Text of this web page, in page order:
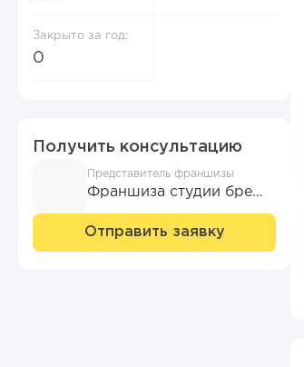
Закрыто за год:
0
Получить консультацию
Представитель франшизы
Франшиза студии брендирования №1 Adonis
Отправить заявку